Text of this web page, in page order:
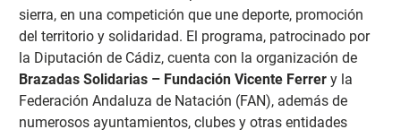
sierra, en una competición que une deporte, promoción
del territorio y solidaridad. El programa, patrocinado por
la Diputación de Cádiz, cuenta con la organización de
Brazadas Solidarias – Fundación Vicente Ferrery la
Federación Andaluza de Natación (FAN), además de
numerosos ayuntamientos, clubes y otras entidades